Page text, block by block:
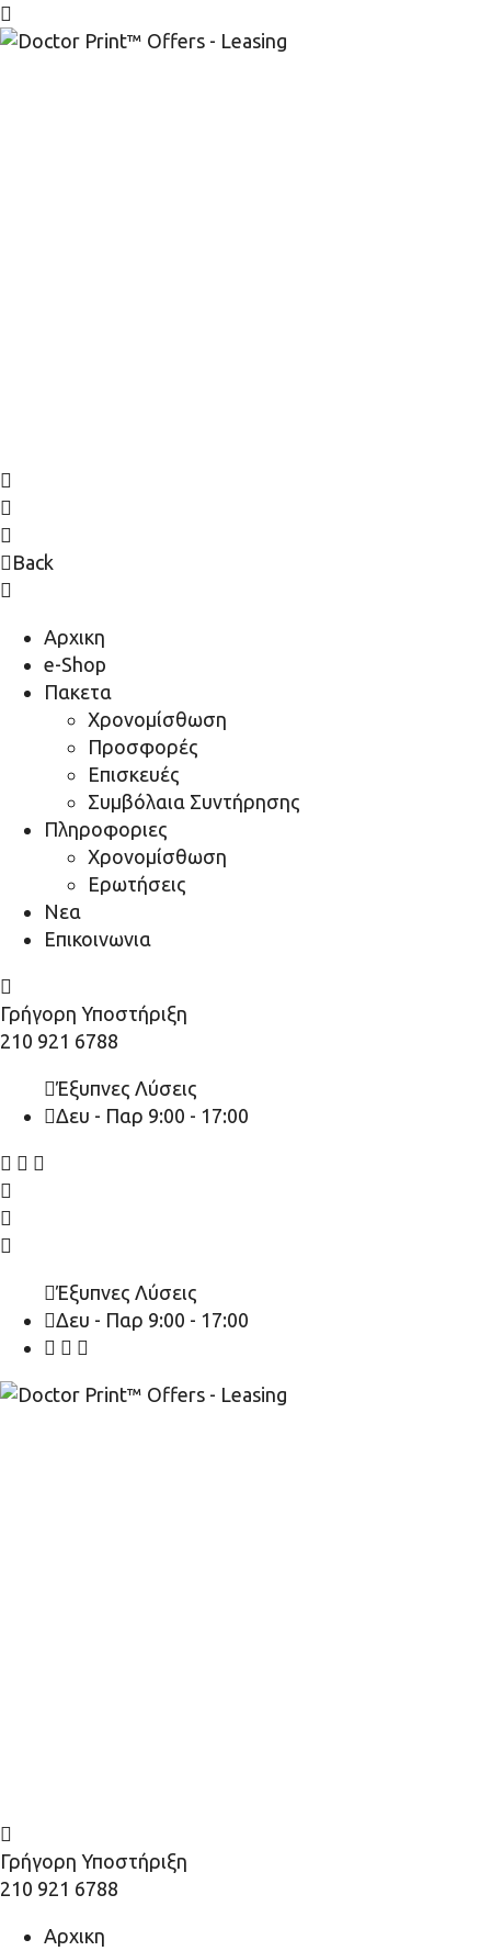
Back
Αρχικη
e-Shop
Πακετα
Χρονομίσθωση
Προσφορές
Επισκευές
Συμβόλαια Συντήρησης
Πληροφοριες
Χρονομίσθωση
Ερωτήσεις
Νεα
Επικοινωνια
Γρήγορη Υποστήριξη
210 921 6788
Έξυπνες Λύσεις
Δευ - Παρ 9:00 - 17:00
Έξυπνες Λύσεις
Δευ - Παρ 9:00 - 17:00
Γρήγορη Υποστήριξη
210 921 6788
Αρχικη